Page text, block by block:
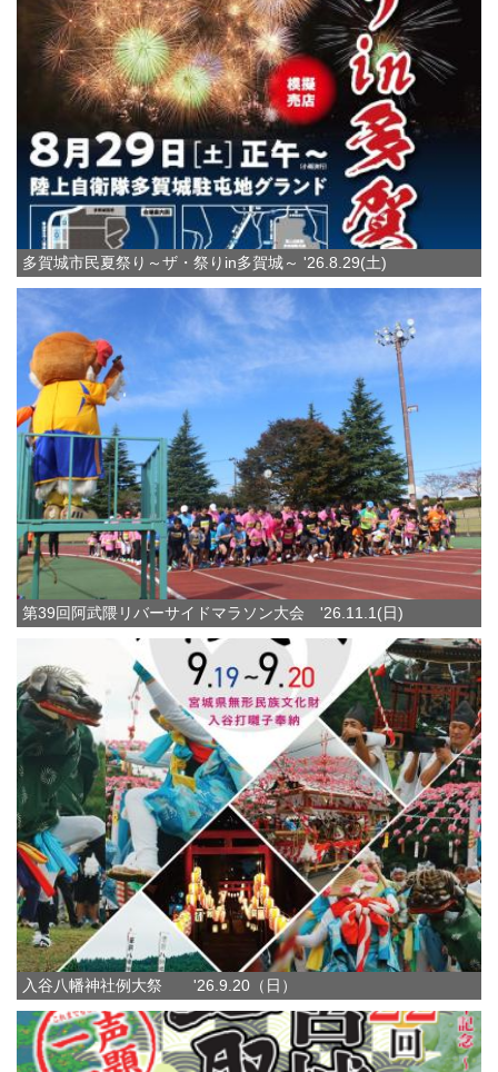
多賀城市民夏祭り～ザ・祭りin多賀城～ '26.8.29(土)
第39回阿武隈リバーサイドマラソン大会 '26.11.1(日)
入谷八幡神社例大祭 '26.9.20（日）